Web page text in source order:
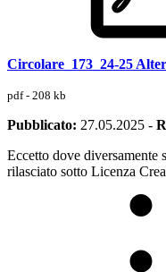
Circolare_173_24-25
pdf - 208 kb
Pubblicato: 27.05.2025 -
Eccetto dove diversamente
rilasciato sotto Licenza